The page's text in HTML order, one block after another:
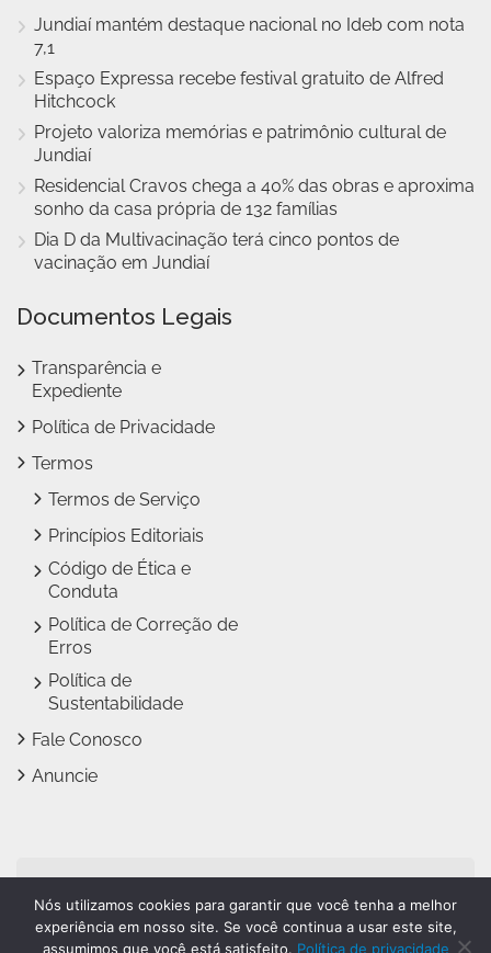
Jundiaí mantém destaque nacional no Ideb com nota
7,1
Espaço Expressa recebe festival gratuito de Alfred
Hitchcock
Projeto valoriza memórias e patrimônio cultural de
Jundiaí
Residencial Cravos chega a 40% das obras e aproxima
sonho da casa própria de 132 famílias
Dia D da Multivacinação terá cinco pontos de
vacinação em Jundiaí
Documentos Legais
Transparência e
Expediente
Política de Privacidade
Termos
Termos de Serviço
Princípios Editoriais
Código de Ética e
Conduta
Política de Correção de
Erros
Política de
Sustentabilidade
Fale Conosco
Anuncie
Jundiaí Notícias faz parte
doGrupo Novo Dia
Nós utilizamos cookies para garantir que você tenha a melhor
experiência em nosso site. Se você continua a usar este site,
assumimos que você está satisfeito. Política de privacidade